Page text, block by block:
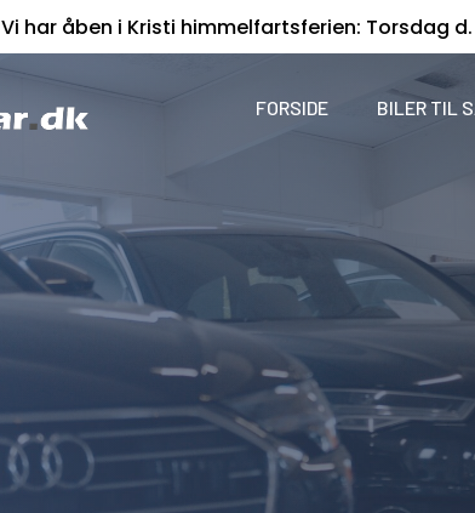
Vi har åben i Kristi himmelfartsferien: Torsdag d.
FORSIDE BILER TIL